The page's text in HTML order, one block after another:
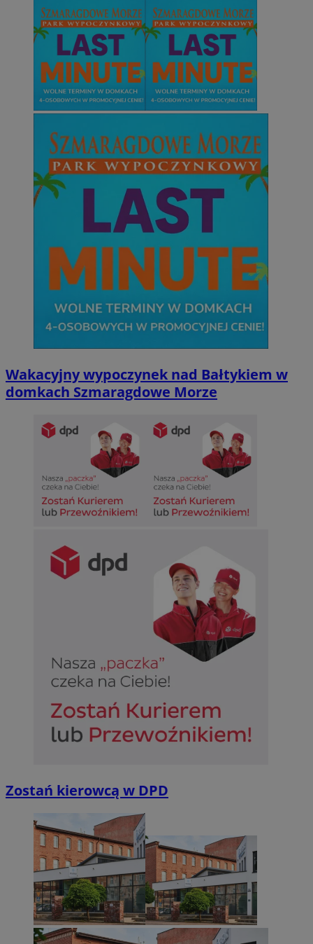
Wakacyjny wypoczynek nad Bałtykiem w
domkach Szmaragdowe Morze
Zostań kierowcą w DPD